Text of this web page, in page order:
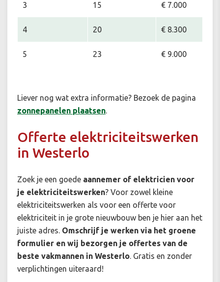
3 15 € 7.000
4 20 € 8.300
5 23 € 9.000
Liever nog wat extra informatie? Bezoek de pagina
zonnepanelen plaatsen.
Offerte elektriciteitswerken
in Westerlo
Zoek je een goede aannemer of elektricien voor
je elektriciteitswerken? Voor zowel kleine
elektriciteitswerken als voor een offerte voor
elektriciteit in je grote nieuwbouw ben je hier aan het
juiste adres. Omschrijf je werken via het groene
formulier en wij bezorgen je offertes van de
beste vakmannen in Westerlo. Gratis en zonder
verplichtingen uiteraard!